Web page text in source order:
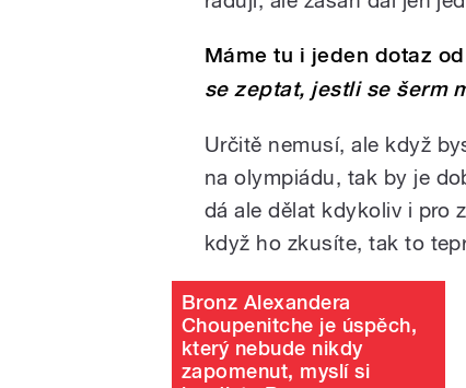
Máme tu i jeden dotaz
se zeptat, jestli se šerm
Určitě nemusí, ale když
na olympiádu, tak by je
dá ale dělat kdykoliv i pro
když ho zkusíte, tak to
Bronz Alexandera
Choupenitche je úspěch,
který nebude nikdy
zapomenut, myslí si